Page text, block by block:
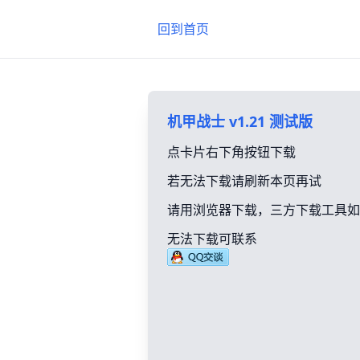
回到首页
机甲战士 v1.21 测试版
点卡片右下角按钮下载
若无法下载请刷新本页再试
请用浏览器下载，三方下载工具
无法下载可联系